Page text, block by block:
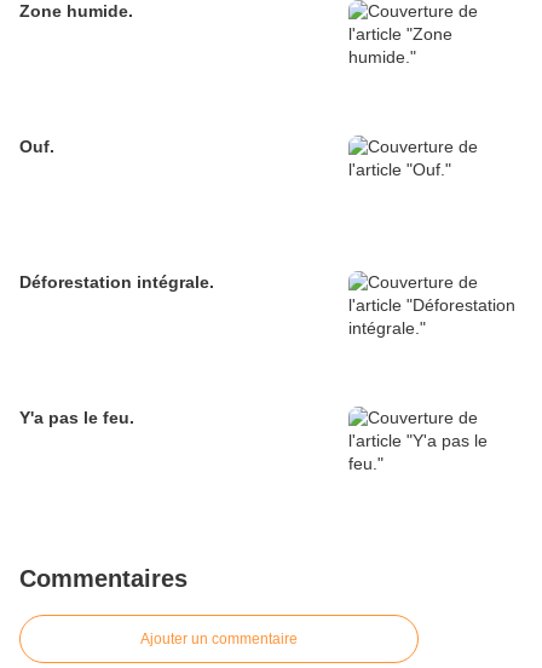
Zone humide.
Ouf.
Déforestation intégrale.
Y'a pas le feu.
Commentaires
Ajouter un commentaire